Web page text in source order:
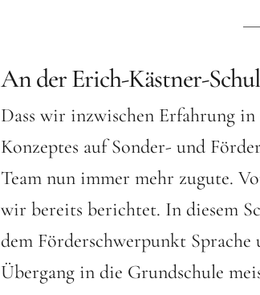
An der Erich-Kästner-
Dass wir inzwischen Erfahrung in
Konzeptes auf Sonder- und
Team nun immer mehr zugute.
wir bereits berichtet. In diesem
dem Förderschwerpunkt Sprache
Übergang in die Grundschule